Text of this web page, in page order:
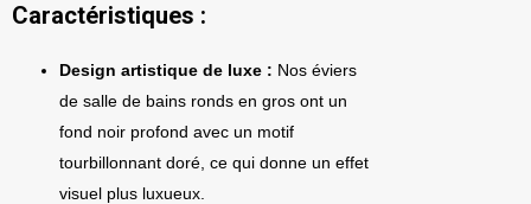
Caractéristiques :
Design artistique de luxe : Nos éviers
de salle de bains ronds en gros ont un
fond noir profond avec un motif
tourbillonnant doré, ce qui donne un effet
visuel plus luxueux.